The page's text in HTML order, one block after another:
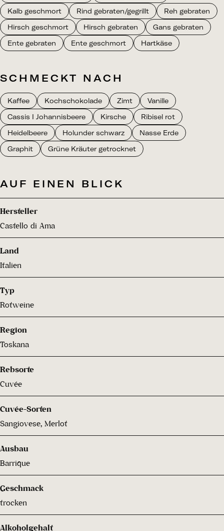
Kalb geschmort
Rind gebraten/gegrillt
Reh gebraten
Hirsch geschmort
Hirsch gebraten
Gans gebraten
Ente gebraten
Ente geschmort Hartkäse
SCHMECKT NACH
Kaffee Kochschokolade Zimt
Vanille
Cassis I Johannisbeere
Kirsche
Ribisel rot
Heidelbeere
Holunder schwarz
Nasse Erde
Graphit
Grüne Kräuter getrocknet
AUF EINEN BLICK
Hersteller
Castello di Ama
Land
Italien
Typ
Rotweine
Region
Toskana
Rebsorte
Cuvée
Cuvée-Sorten
Sangiovese, Merlot
Ausbau
Barrique
Geschmack
trocken
Alkoholgehalt